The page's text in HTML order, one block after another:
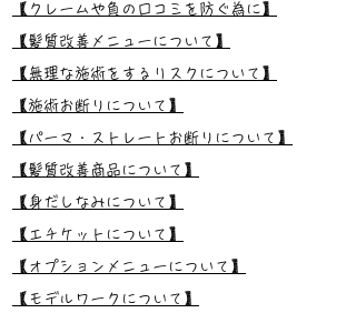
【クレームや負の口コミを防ぐ為に】
【髪質改善メニューについて】
【無理な施術をするリスクについて】
【施術お断りについて】
【パーマ・ストレートお断りについて】
【髪質改善商品について】
【身だしなみについて】
【エチケットについて】
【オプションメニューについて】
【モデルワークについて】